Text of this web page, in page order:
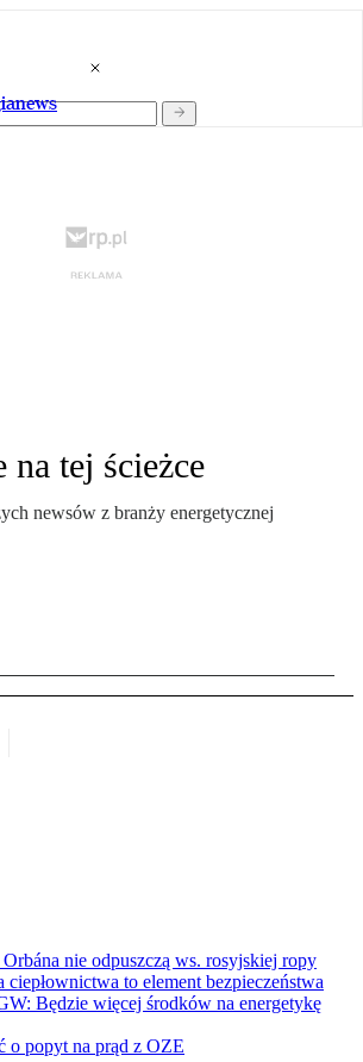
na tej ścieżce
newsów z branży energetycznej
nie odpuszczą ws. rosyjskiej ropy
ciepłownictwa to element bezpieczeństwa
Będzie więcej środków na energetykę
o popyt na prąd z OZE